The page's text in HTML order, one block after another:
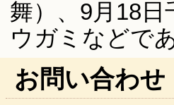
舞）、9月18
ウガミなどであ
お問い合わせ